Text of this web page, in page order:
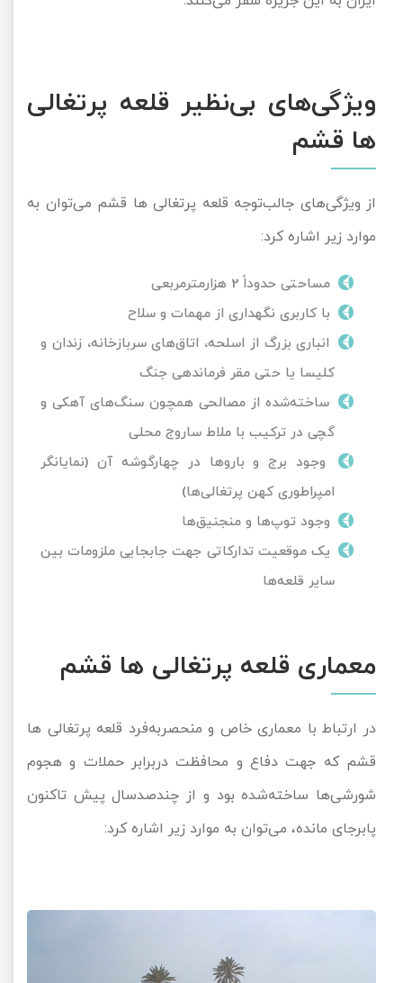
ویژگی‌های بی‌نظیر قلعه پرتغالی
ها قشم
از ویژگی‌های جالب‌توجه قلعه پرتغالی ها قشم می‌توان به
موارد زیر اشاره کرد:
مساحتی حدوداً 2 هزارمترمربعی
با کاربری نگهداری از مهمات و سلاح
انباری بزرگ از اسلحه، اتاق‌های سربازخانه، زندان و
کلیسا یا حتی مقر فرماندهی جنگ
ساخته‌شده از مصالحی همچون سنگ‌های آهکی و
گچی در ترکیب با ملاط ساروج محلی
وجود برج و باروها در چهارگوشه آن (نمایانگر
امپراطوری کهن پرتغالی‌ها)
وجود توپ‌ها و منجنیق‌ها
یک موقعیت تدارکاتی جهت جابجایی ملزومات بین
سایر قلعه‌ها
معماری قلعه پرتغالی ها قشم
در ارتباط با معماری خاص و منحصربه‌فرد قلعه پرتغالی ها
قشم که جهت دفاع و محافظت دربرابر حملات و هجوم
شورشی‌ها ساخته‌شده بود و از چندصدسال پیش تاکنون
پابرجای مانده، می‌توان به موارد زیر اشاره کرد: